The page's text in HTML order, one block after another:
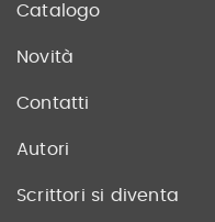
Catalogo
Novità
Contatti
Autori
Scrittori si diventa